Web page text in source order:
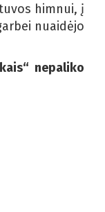
himnui, į
nuaidėjo
nepaliko